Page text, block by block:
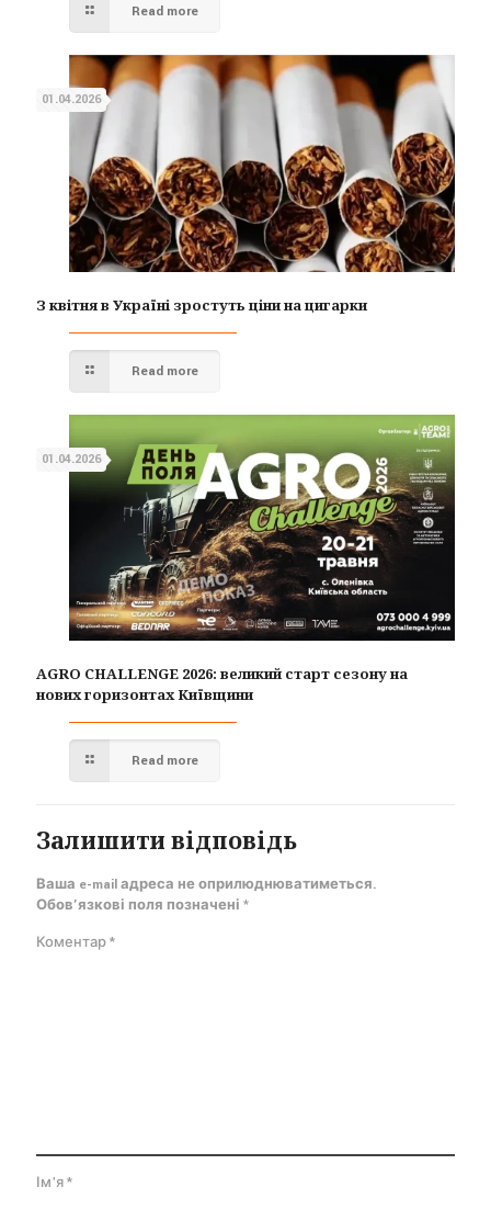
Read more
01.04.2026
З квітня в Україні зростуть ціни на цигарки
Read more
01.04.2026
AGRO CHALLENGE 2026: великий старт сезону на
нових горизонтах Київщини
Read more
Залишити відповідь
Ваша e-mail адреса не оприлюднюватиметься.
Обов’язкові поля позначені *
Коментар*
Ім'я*